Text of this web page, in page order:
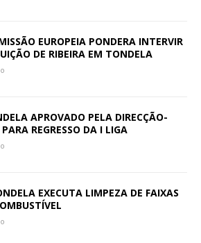
EUROPEIA PONDERA INTERVIR
DE RIBEIRA EM TONDELA
APROVADO PELA DIRECÇÃO-
REGRESSO DA I LIGA
EXECUTA LIMPEZA DE FAIXAS